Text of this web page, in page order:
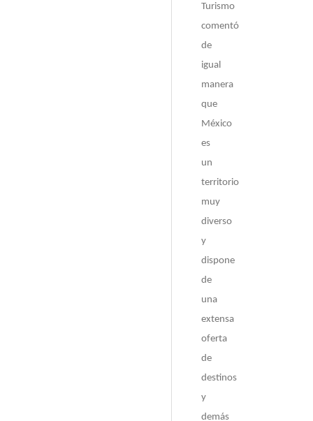
Turismo
comentó
de
igual
manera
que
México
es
un
territorio
muy
diverso
y
dispone
de
una
extensa
oferta
de
destinos
y
demás